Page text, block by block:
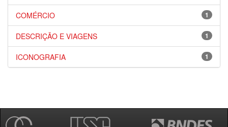
1
COMÉRCIO
1
DESCRIÇÃO E VIAGENS
1
ICONOGRAFIA